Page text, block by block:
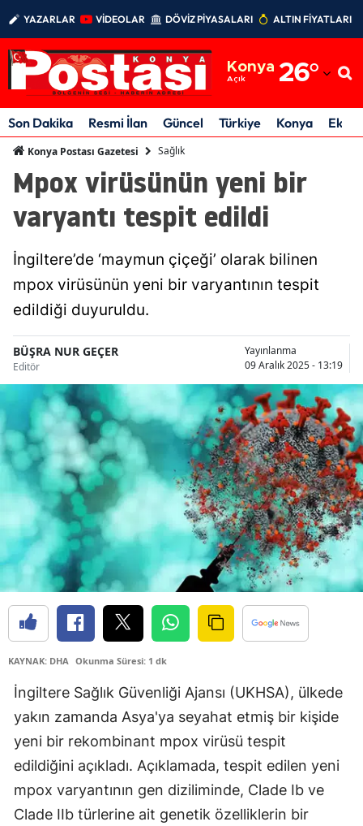
YAZARLAR VİDEOLAR DÖVİZ PİYASALARI ALTIN FİYATLARI
Konya
Açık 26°
Adıyaman
Afyonkarahisar
Amasya
Ankara
Artvin
Balıkesir
Bilecik
Bingöl
Bitlis
Bolu
Burdur
Bursa
Çanakkale
Diyarbakır
Edirne
Elazığ
Erzincan
Son Dakika Resmi İlan Güncel Türkiye Konya
Konya Postası Gazetesi Sağlık
Mpox virüsünün yeni bir
varyantı tespit edildi
İngiltere’de ‘maymun çiçeği’ olarak bilinen
mpox virüsünün yeni bir varyantının tespit
edildiği duyuruldu.
BÜŞRA NUR GEÇER
Editör
Yayınlanma
09 Aralık 2025 - 13:19
KAYNAK: DHA Okunma Süresi: 1 dk
İngiltere Sağlık Güvenliği Ajansı (UKHSA), ülkede
yakın zamanda Asya'ya seyahat etmiş bir kişide
yeni bir rekombinant mpox virüsü tespit
edildiğini açıkladı. Açıklamada, tespit edilen yeni
mpox varyantının gen diziliminde, Clade Ib ve
Clade IIb türlerine ait genetik özelliklerin bir